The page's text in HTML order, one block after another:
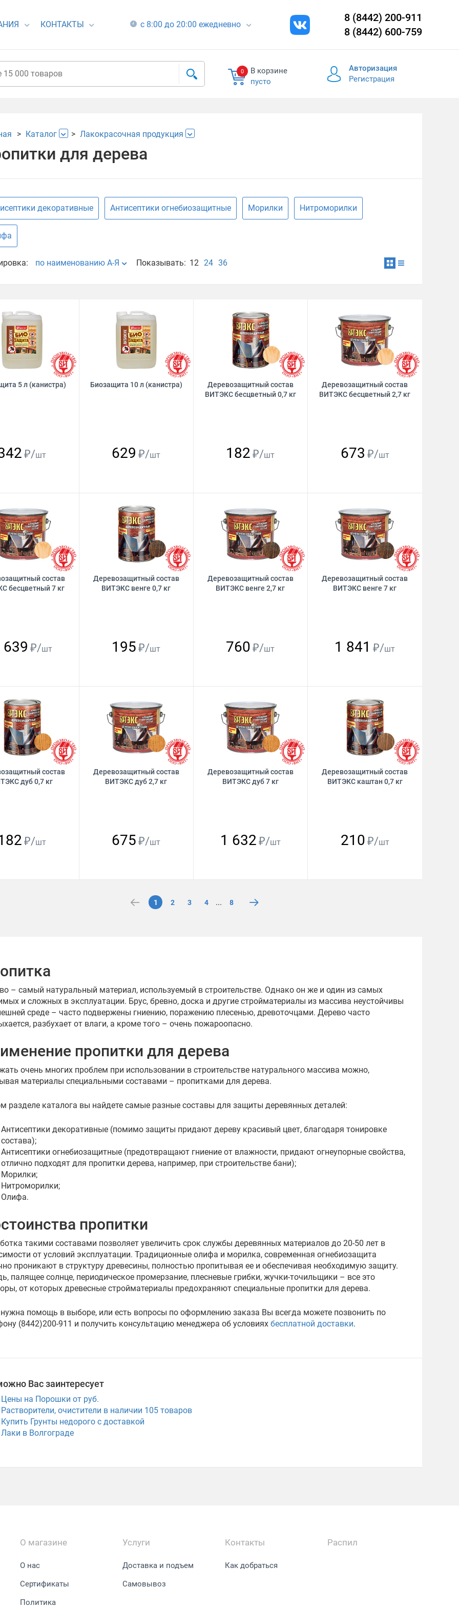
КОНТАКТЫ с 8:00 до 20:00 ежедневно
8 (8442) 200-911
8 (8442) 600-759
0
В корзине
пусто
Авторизация
Регистрация
Каталог Лакокрасочная продукция
для дерева
декоративные Антисептики огнебиозащитные Морилки Нитроморилки
по наименованию А-Я Показывать: 12 24 36
5 л (канистра)
₽/шт
Биозащита 10 л (канистра)
629 ₽/шт
Деревозащитный состав
ВИТЭКС бесцветный 0,7 кг
182 ₽/шт
Деревозащитный состав
ВИТЭКС бесцветный 2,7 кг
673 ₽/шт
состав
бесцветный 7 кг
639 ₽/шт
Деревозащитный состав
ВИТЭКС венге 0,7 кг
195 ₽/шт
Деревозащитный состав
ВИТЭКС венге 2,7 кг
760 ₽/шт
Деревозащитный состав
ВИТЭКС венге 7 кг
1 841 ₽/шт
состав
дуб 0,7 кг
₽/шт
Деревозащитный состав
ВИТЭКС дуб 2,7 кг
675 ₽/шт
Деревозащитный состав
ВИТЭКС дуб 7 кг
1 632 ₽/шт
Деревозащитный состав
ВИТЭКС каштан 0,7 кг
210 ₽/шт
1 2 3 4 ... 8
– самый натуральный материал, используемый в строительстве. Однако он же и один из самых
и сложных в эксплуатации. Брус, бревно, доска и другие стройматериалы из массива неустойчивы
среде – часто подвержены гниению, поражению плесенью, древоточцами. Дерево часто
разбухает от влаги, а кроме того – очень пожароопасно.
пропитки для дерева
очень многих проблем при использовании в строительстве натурального массива можно,
материалы специальными составами – пропитками для дерева.
разделе каталога вы найдете самые разные составы для защиты деревянных деталей:
Антисептики декоративные (помимо защиты придают дереву красивый цвет, благодаря тонировке
состава);
Антисептики огнебиозащитные (предотвращают гниение от влажности, придают огнеупорные свойства,
отлично подходят для пропитки дерева, например, при строительстве бани);
Морилки;
Нитроморилки;
Олифа.
пропитки
такими составами позволяет увеличить срок службы деревянных материалов до 20-50 лет в
от условий эксплуатации. Традиционные олифа и морилка, современная огнебиозащита
проникают в структуру древесины, полностью пропитывая ее и обеспечивая необходимую защиту.
палящее солнце, периодическое промерзание, плесневые грибки, жучки-точильщики – все это
от которых древесные стройматериалы предохраняют специальные пропитки для дерева.
нужна помощь в выборе, или есть вопросы по оформлению заказа Вы всегда можете позвонить по
(8442)200-911 и получить консультацию менеджера об условиях бесплатной доставки.
Вас заинтересует
Цены на Порошки от руб.
Растворители, очистители в наличии 105товаров
Купить Грунты недорого с доставкой
Лаки в Волгограде
О магазине
О нас
Сертификаты
Политика
Услуги
Доставка и подъем
Самовывоз
Контакты
Как добраться
Распил